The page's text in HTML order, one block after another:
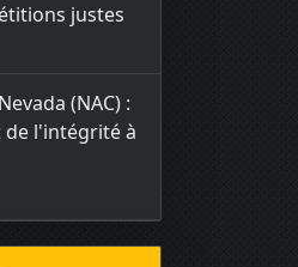
justes
(NAC) :
de l'intégrité à